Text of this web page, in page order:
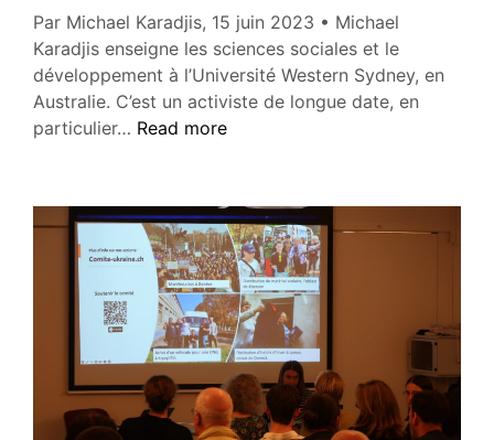
vaudois
Par Michael Karadjis, 15 juin 2023 • Michael
Karadjis enseigne les sciences sociales et le
développement à l’Université Western Sydney, en
Australie. C’est un activiste de longue date, en
particulier… À
quelques
mythes
employés
pour
justifier
terreur
poutinienne
en
Read more